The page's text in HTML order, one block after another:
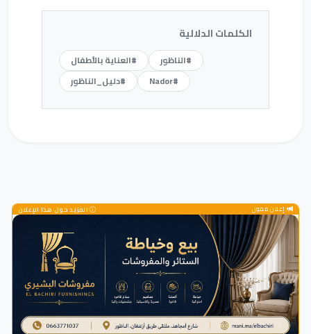
الكلمات الدلالية
#الناظور
#العناية بالأطفال
#Nador
#دليل_الناظور
إعلان ممول المزيد حول هذا الإعلان